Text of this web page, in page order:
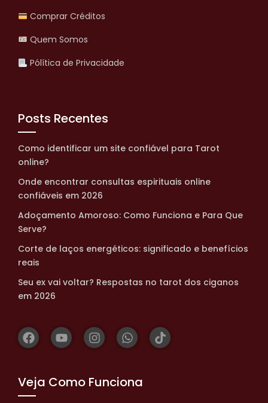
Comprar Créditos
Quem Somos
Pólítica de Privacidade
Posts Recentes
Como identificar um site confiável para Tarot
online?
Onde encontrar consultas espirituais online
confiáveis em 2026
Adoçamento Amoroso: Como Funciona e Para Que
Serve?
Corte de laços energéticos: significado e benefícios
reais
Seu ex vai voltar? Respostas no tarot dos ciganos
em 2026
Veja Como Funciona